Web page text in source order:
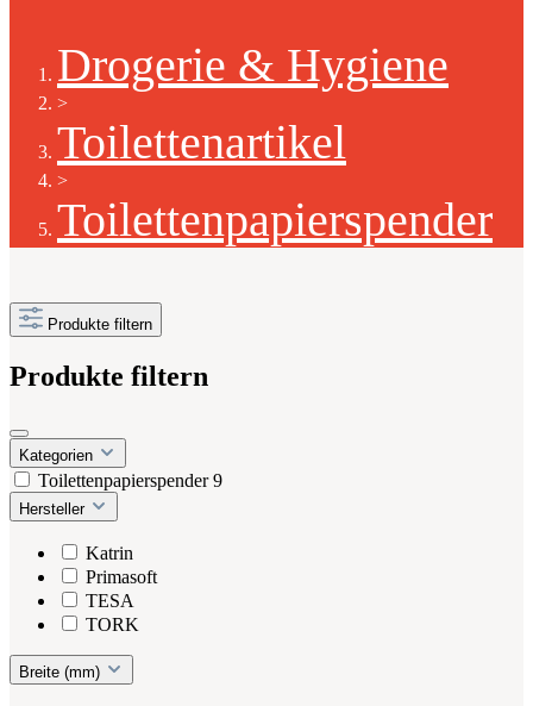
Drogerie & Hygiene
>
Toilettenartikel
>
Toilettenpapierspender
Produkte filtern
Produkte filtern
Kategorien
Toilettenpapierspender9
Hersteller
Katrin
Primasoft
TESA
TORK
Breite (mm)